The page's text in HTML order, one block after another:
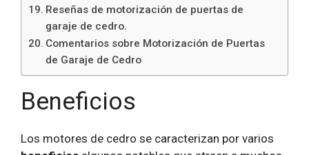
Reseñas de motorización de puertas de
garaje de cedro.
Comentarios sobre Motorización de Puertas
de Garaje de Cedro
Beneficios
Los motores de cedro se caracterizan por varios